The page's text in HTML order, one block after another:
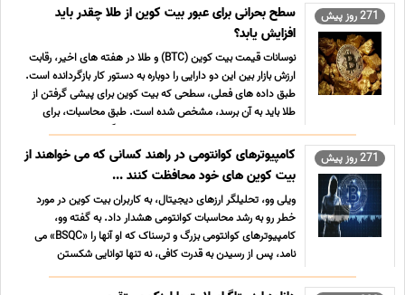
271 روز پیش
سطح بحرانی برای عبور بیت کوین از طلا چقدر باید
افزایش یابد؟
نوسانات قیمت بیت کوین (BTC) و طلا در هفته های اخیر، رقابت
ارزش بازار بین این دو دارایی را دوباره به دستور کار بازگردانده است.
طبق داده های فعلی، سطحی که بیت کوین برای پیشی گرفتن از
طلا باید به آن برسد، مشخص شده است. طبق محاسبات، برای
اینکه بیت کوین از کل ارزش بازار طلا پیشی بگیرد ...
271 روز پیش
کامپیوترهای کوانتومی در راهند کسانی که می خواهند از
بیت کوین های خود محافظت کنند ...
ویلی وو، تحلیلگر ارزهای دیجیتال، به کاربران بیت کوین در مورد
خطر رو به رشد محاسبات کوانتومی هشدار داد. به گفته وو،
کامپیوترهای کوانتومی بزرگ و ترسناک که او آنها را «BSQC» ​​می
نامد، پس از رسیدن به قدرت کافی، نه تنها توانایی شکستن
کلیدهای خصوصی، بلکه توانایی شکستن کلیدهای عمومی مو ...